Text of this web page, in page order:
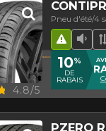
Pneu d'été/4
Hasard
4.8/5
10%
DE
RABAIS
PZERO